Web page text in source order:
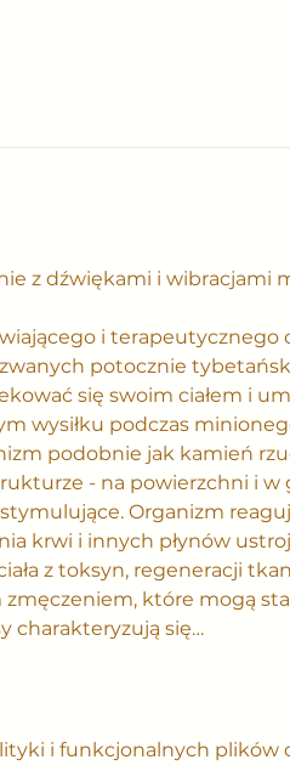
z dźwiękami i wibracjami
i terapeutycznego
potocznie
się swoim ciałem i
wysiłku podczas
podobnie jak kamień
- na powierzchni i w
Organizm
krwi i innych płynów
z toksyn, regeneracji
które mogą
charakteryzują się…
i funkcjonalnych plików